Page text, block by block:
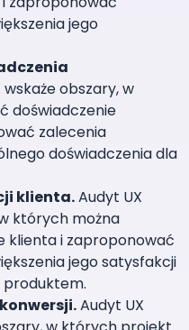
jego
wskaże obszary, w
doświadczenie
zalecenia
doświadczenia dla
klienta.Audyt UX
których można
klienta i zaproponować
jego satysfakcji
produktem.
Audyt UX